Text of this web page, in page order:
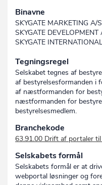
Binavne
SKYGATE MARKETING A/S
SKYGATE DEVELOPMENT
SKYGATE
Tegningsregel
Selskabet tegnes af
af bestyrelsesformanden i
af næstformanden for
næstformanden for
bestyrelsesmedlem.
Branchekode
63.91.00 Drift af portaler
Selskabets formål
Selskabets formål er at
webportal løsninger og